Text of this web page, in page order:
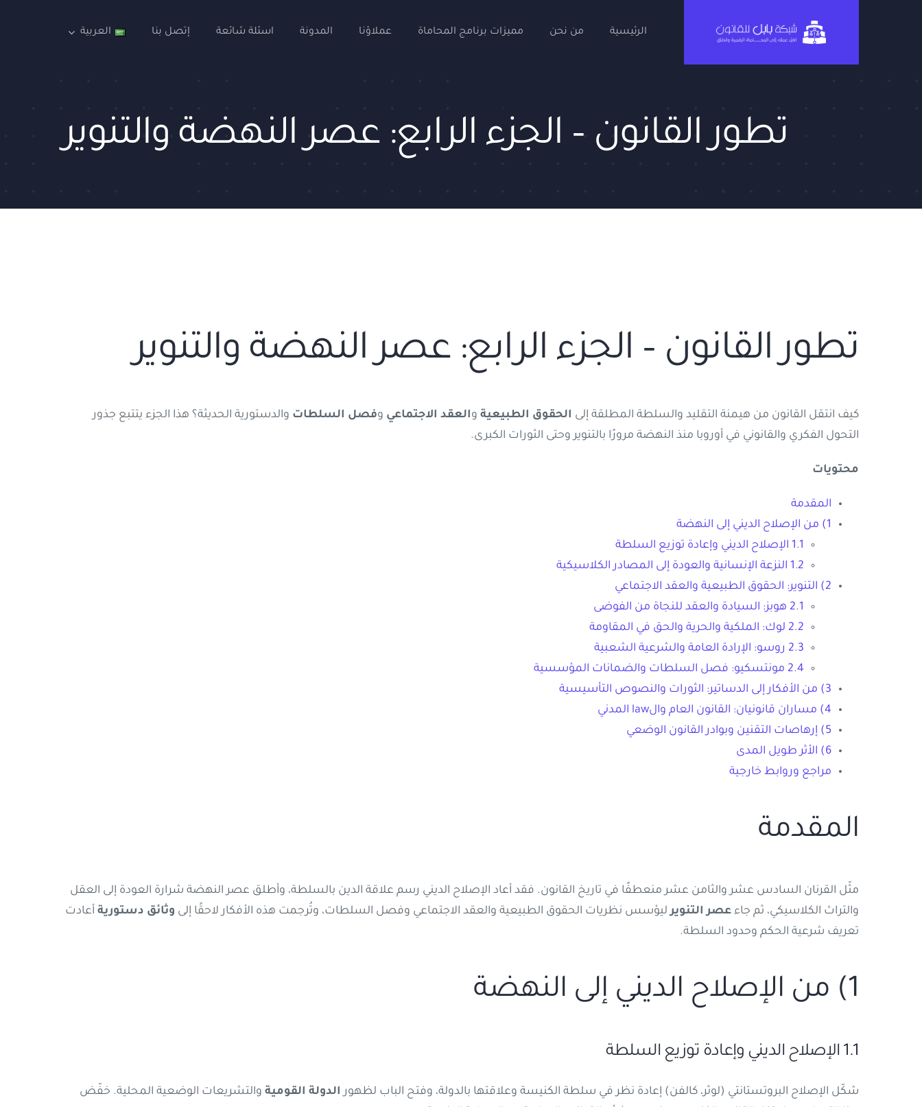
الرئيسية من نحن مميزات برنامج المحاماة عملاؤنا المدونة اسئلة شائعة إتصل بنا العربية
تطور القانون – الجزء الرابع: عصر النهضة والتنوير
تطور القانون – الجزء الرابع: عصر النهضة والتنوير
كيف انتقل القانون من هيمنة التقليد والسلطة المطلقة إلى الحقوق الطبيعية والعقد الاجتماعي وفصل السلطات والدستورية الحديثة؟ هذا الجزء يتتبع جذور
التحول الفكري والقانوني في أوروبا منذ النهضة مرورًا بالتنوير وحتى الثورات الكبرى.
محتويات
المقدمة
1) من الإصلاح الديني إلى النهضة
1.1 الإصلاح الديني وإعادة توزيع السلطة
1.2 النزعة الإنسانية والعودة إلى المصادر الكلاسيكية
2) التنوير: الحقوق الطبيعية والعقد الاجتماعي
2.1 هوبز: السيادة والعقد للنجاة من الفوضى
2.2 لوك: الملكية والحرية والحق في المقاومة
2.3 روسو: الإرادة العامة والشرعية الشعبية
2.4 مونتسكيو: فصل السلطات والضمانات المؤسسية
3) من الأفكار إلى الدساتير: الثورات والنصوص التأسيسية
4) مساران قانونيان: القانون العام والlaw المدني
5) إرهاصات التقنين وبوادر القانون الوضعي
6) الأثر طويل المدى
مراجع وروابط خارجية
المقدمة
مثّل القرنان السادس عشر والثامن عشر منعطفًا في تاريخ القانون. فقد أعاد الإصلاح الديني رسم علاقة الدين بالسلطة، وأطلق عصر النهضة شرارة العودة إلى العقل
والتراث الكلاسيكي، ثم جاء عصر التنويرليؤسس نظريات الحقوق الطبيعية والعقد الاجتماعي وفصل السلطات، وتُرجمت هذه الأفكار لاحقًا إلى وثائق دستورية أعادت
تعريف شرعية الحكم وحدود السلطة.
1) من الإصلاح الديني إلى النهضة
1.1 الإصلاح الديني وإعادة توزيع السلطة
شكّل الإصلاح البروتستانتي (لوثر، كالفن) إعادة نظر في سلطة الكنيسة وعلاقتها بالدولة، وفتح الباب لظهور الدولة القومية والتشريعات الوضعية المحلية. خفّض